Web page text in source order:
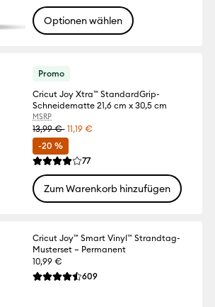
Optionen wählen
Promo
Cricut Joy Xtra™ StandardGrip-
Schneidematte 21,6 cm x 30,5 cm
MSRP
13,99 € 11,19 €
-20 %
Die durchschnittliche Bewertung für
77Reviews
Zum Warenkorb hinzufügen
Cricut Joy™ Smart Vinyl™ Strandtag-
Musterset – Permanent
10,99 €
Die durchschnittliche Bewertung für
609Reviews